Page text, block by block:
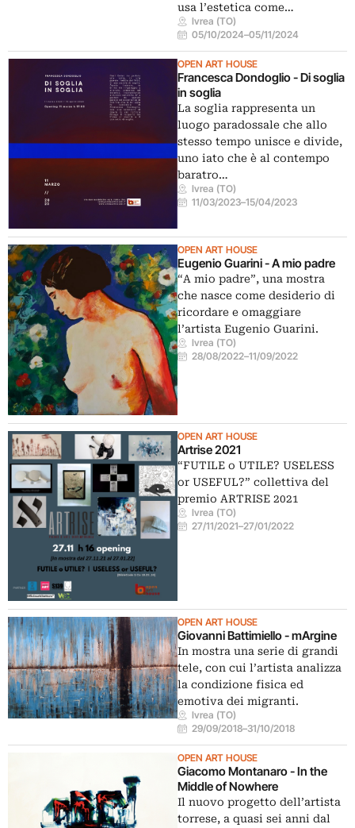
usa l’estetica come…
Ivrea (TO)
05/10/2024–05/11/2024
OPEN ART HOUSE
Francesca Dondoglio - Di soglia
in soglia
La soglia rappresenta un
luogo paradossale che allo
stesso tempo unisce e divide,
uno iato che è al contempo
baratro…
Ivrea (TO)
11/03/2023–15/04/2023
OPEN ART HOUSE
Eugenio Guarini - A mio padre
“A mio padre”, una mostra
che nasce come desiderio di
ricordare e omaggiare
l’artista Eugenio Guarini.
Ivrea (TO)
28/08/2022–11/09/2022
OPEN ART HOUSE
Artrise 2021
“FUTILE o UTILE? USELESS
or USEFUL?” collettiva del
premio ARTRISE 2021
Ivrea (TO)
27/11/2021–27/01/2022
OPEN ART HOUSE
Giovanni Battimiello - mArgine
In mostra una serie di grandi
tele, con cui l’artista analizza
la condizione fisica ed
emotiva dei migranti.
Ivrea (TO)
29/09/2018–31/10/2018
OPEN ART HOUSE
Giacomo Montanaro - In the
Middle of Nowhere
Il nuovo progetto dell’artista
torrese, a quasi sei anni dal